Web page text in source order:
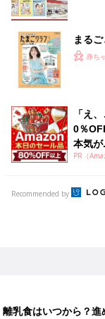
まる
クラブ
赤ち
「え
0％
本気が
PR（
Recommended by
離乳食はいつから？